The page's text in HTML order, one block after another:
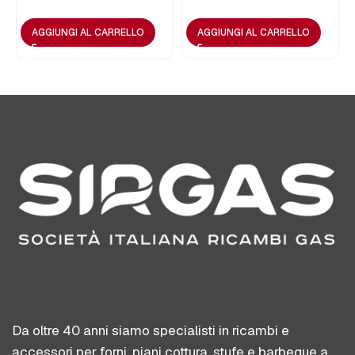
AGGIUNGI AL CARRELLO AGGIUNGI AL CARRELLO
Da oltre 40 anni siamo specialisti in ricambi e